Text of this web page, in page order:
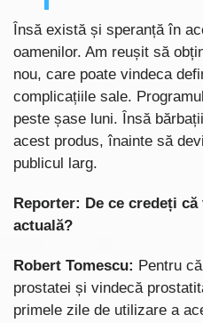
Însă există și speranță în
oamenilor. Am reușit să
nou, care poate vindeca
complicațiile sale.
peste șase luni. Însă
acest produs, înainte să
publicul larg.
Reporter: De ce credeți
actuală?
Robert Tomescu: Pentru
prostatei și vindecă
primele zile de utilizare a